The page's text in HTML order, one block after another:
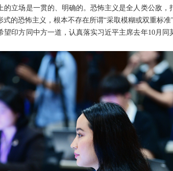
立场是一贯的、明确的。恐怖主义是全人类公敌
的恐怖主义，根本不存在所谓“采取模糊或双重标准”
印方同中方一道，认真落实习近平主席去年10月